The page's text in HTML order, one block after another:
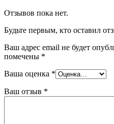
Отзывов пока нет.
Будьте первым, кто оставил
Ваш адрес email не будет
помечены *
Ваша оценка *
Ваш отзыв *